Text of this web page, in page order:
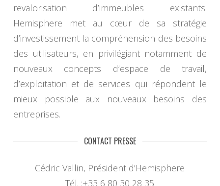
revalorisation d’immeubles existants.
Hemisphere met au cœur de sa stratégie
d’investissement la compréhension des besoins
des utilisateurs, en privilégiant notamment de
nouveaux concepts d’espace de travail,
d’exploitation et de services qui répondent le
mieux possible aux nouveaux besoins des
entreprises.
CONTACT PRESSE
Cédric Vallin, Président d’Hemisphere
Tél. :+33 6 80 30 28 35